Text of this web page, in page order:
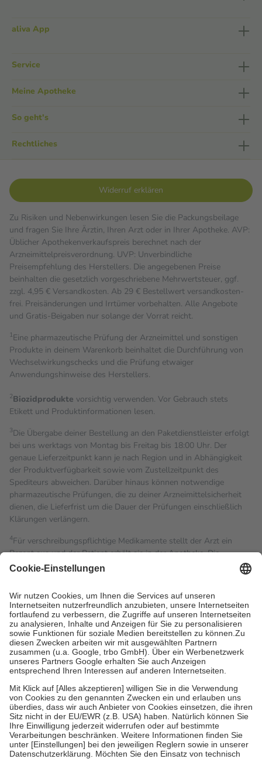
aliva App
Service
Meine Apotheke
So geht's
Rechtliches
Widerruf erklären
Zu Risiken und Nebenwirkungen lesen Sie die Packungsbeilage
und fragen Sie Ihre Ärztin, Ihren Arzt oder in Ihrer Apotheke. AVP:
Üblicher Apothekenverkaufspreis berechnet nach der
Arzneimittelpreisverordnung. UVP: Unverbindliche
Preisempfehlung des Herstellers. Die angegebenen Preise
beinhalten die gesetzlich vorgeschriebene Mehrwertsteuer, ggf.
zzgl. 4,95 € Versandkosten. Ab 29 € Bestell­wert versand­kosten­
frei. Preisänderungen und Irrtümer vorbehalten. Alle Angebote
und Gratis-Beigaben nur solange der Vorrat reicht.
1Eine pharmazeutische Prüfung der Arzneimittel und sonstigen
Produkte in deinem Warenkorb beinhaltet die Durchführung von
Wechselwirkungschecks und die Prüfung etwaiger
Anwendungshinweise des Herstellers.
2Biozidprodukte vorsichtig verwenden. Vor Gebrauch stets
Etikett und Produktinformationen lesen.
3Die Übergabe deiner Bestellung an den Paketdienstleister erfolgt
bei uns werktags von Montag bis Freitag bis 18:00 Uhr. Der
genaue Lieferzeitpunkt kann je nach Region und in Abhängigkeit
der Produktverfügbarkeit sowie vom Zustellzeitpunkt des
Spediteurs abweichen. Darüber hinaus können notwendige
pharmazeutische Prüfungen, die zu deiner Arzneimittelsicherheit
dienen, die Lieferfrist um die Dauer der Prüfungen einschließlich
Klärungen verlängern.
4Für verschreibungspflichtige Medikamente stellt der Arzt ein
Rezept aus und der Patient erhält sie in der Apotheke. Die
gesetzliche Krankenversicherung übernimmt in der Regel die
Kosten dafür, der Versicherte trägt einen Teil davon als Zuzahlung
Grundsätzlich leisten Mitglieder Zuzahlungen in Höhe von zehn
Prozent des Abgabepreises,mindestensjedochfünf Euround
höchstens zehn Euro.Es sind jedoch nie mehr als die
tatsächlichen Kosten der Leistung zu entrichten.
Diese Regeln gelten grundsätzlich auch für Online-Apotheken.
Bei Heilmitteln und häuslicher Krankenpflege beträgt die
Zuzahlung zehn Prozent der Kosten sowie zehn Euro je
Verordnung.
Um das Engagement der Versicherten für ihre eigene Gesundheit
zu stärken und die besondere Stellung der Familie zu unterstützen,
fallenkeine Zuzahlungen an bei:
• Kindern und Jugendlichen bis zum vollendeten 18. Lebensjahr
mit Ausnahme der Fahrkosten